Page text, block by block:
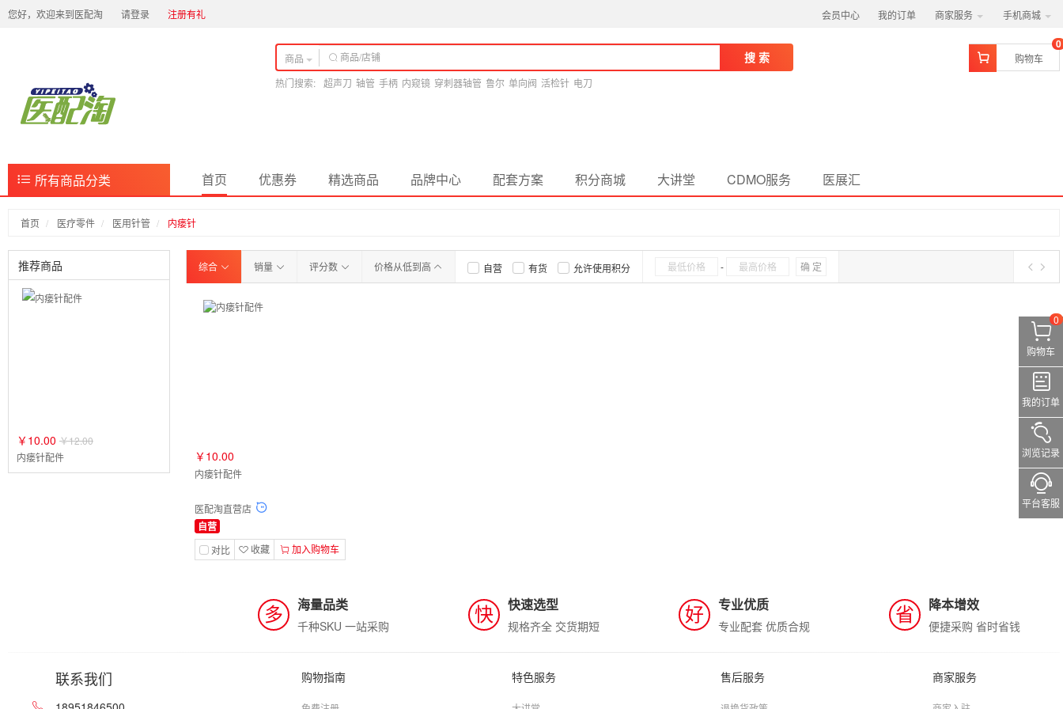
您好，欢迎来到医配淘 请登录 注册有礼 会员中心 我的订单 商家服务 手机商城
商品 搜 索
热门搜索: 超声刀 轴管 手柄 内窥镜 穿刺器轴管 鲁尔 单向阀 活检针 电刀
购物车
0
所有商品分类 首页 优惠券 精选商品 品牌中心 配套方案 积分商城 大讲堂 CDMO服务 医展汇
购物车
0
我的订单
浏览记录
平台客服
首页 医疗零件 医用针管 内瘘针
推荐商品
￥10.00 ￥12.00
内瘘针配件
综合 销量 评分数 价格从低到高 自营 有货 允许使用积分 - 确 定
￥10.00
内瘘针配件
医配淘直营店
自营
对比 收藏 加入购物车
多 海量品类
千种SKU 一站采购
快 快速选型
规格齐全 交货期短
好 专业优质
专业配套 优质合规
省 降本增效
便捷采购 省时省钱
联系我们 购物指南 特色服务 售后服务 商家服务